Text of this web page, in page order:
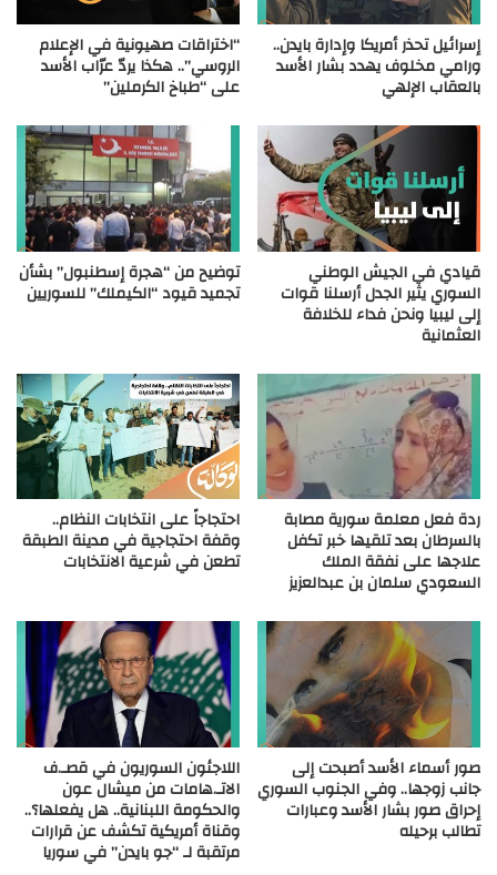
إسرائيل تحذر أمريكا وإدارة بايدن..
ورامي مخلوف يهدد بشار الأسد
بالعقاب الإلهي
“اختراقات صهيونية في الإعلام
الروسي”.. هكذا يردّ عرّاب الأسد
على “طباخ الكرملين”
قيادي في الجيش الوطني
السوري يثير الجدل أرسلنا قوات
إلى ليبيا ونحن فداء للخلافة
العثمانية
توضيح من “هجرة إسطنبول” بشأن
تجميد قيود “الكيملك” للسوريين
ردة فعل معلمة سورية مصابة
بالسرطان بعد تلقيها خبر تكفل
علاجها على نفقة الملك
السعودي سلمان بن عبدالعزيز
احتجاجاً على انتخابات النظام..
وقفة احتجاجية في مدينة الطبقة
تطعن في شرعية الانتخابات
صور أسماء الأسد أصبحت إلى
جانب زوجها.. وفي الجنوب السوري
إحراق صور بشار الأسد وعبارات
تطالب برحيله
اللاجئون السوريون في قصـ.ف
الاتـ.هامات من ميشال عون
والحكومة اللبنانية.. هل يفعلها؟..
وقناة أمريكية تكشف عن قرارات
مرتقبة لـ “جو بايدن” في سوريا